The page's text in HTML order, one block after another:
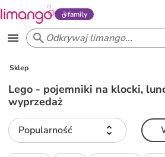
family
Sklep
Lego - pojemniki na klocki,
wyprzedaż
Popularność